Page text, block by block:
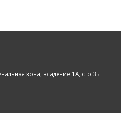
зона, владение 1А, стр.3Б